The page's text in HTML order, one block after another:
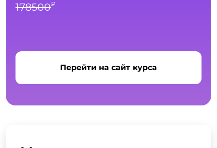
178500₽
Перейти на сайт курса